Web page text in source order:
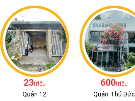
23triệu
Quận 12
600triệu
Quận Thủ Đức